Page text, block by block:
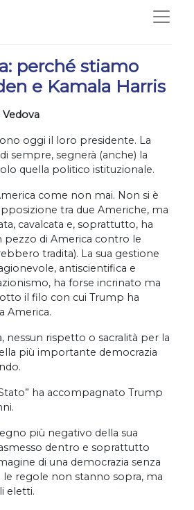
perché stiamo
e Kamala Harris
oggi il loro presidente. La
sempre, segnerà (anche) la
quella politico istituzionale.
come non mai. Non si è
tra due Americhe, ma
cavalcata e, soprattutto, ha
di America contro le
tradita). La sua gestione
antiscientifica e
ha forse incrinato ma
il filo con cui Trump ha
America.
nessun rispetto o sacralità per la
più importante democrazia
ha accompagnato Trump
più negativo della sua
dentro e soprattutto
di una democrazia senza
le regole non stanno sopra, ma
eletti.